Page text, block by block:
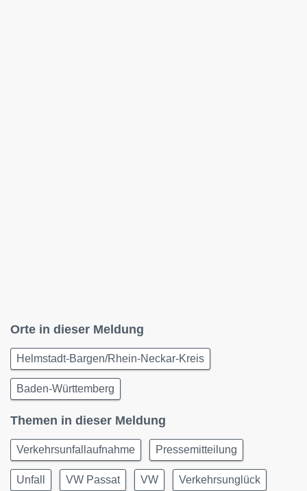
Orte in dieser Meldung
Helmstadt-Bargen/Rhein-Neckar-Kreis
Baden-Württemberg
Themen in dieser Meldung
Verkehrsunfallaufnahme Pressemitteilung
Unfall VW Passat VW Verkehrsunglück